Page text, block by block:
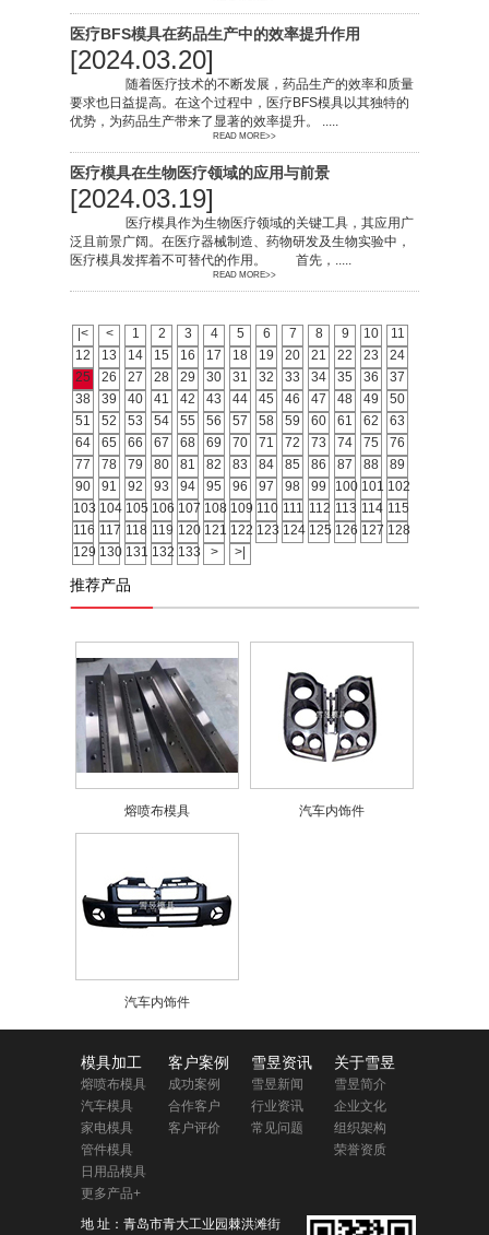
医疗BFS模具在药品生产中的效率提升作用
[2024.03.20]
随着医疗技术的不断发展，药品生产的效率和质量
要求也日益提高。在这个过程中，医疗BFS模具以其独特的
优势，为药品生产带来了显著的效率提升。 .....
READ MORE>>
医疗模具在生物医疗领域的应用与前景
[2024.03.19]
医疗模具作为生物医疗领域的关键工具，其应用广
泛且前景广阔。在医疗器械制造、药物研发及生物实验中，
医疗模具发挥着不可替代的作用。 首先，.....
READ MORE>>
|< < 1 2 3 4 5 6 7 8 9 10
11
12
13 14 15 16 17 18 19 20 21 22 23
24
25
26 27 28 29 30 31 32 33 34 35 36
37
38
39 40 41 42 43 44 45 46 47 48 49
50
51
52 53 54 55 56 57 58 59 60 61 62
63
64
65 66 67 68 69 70 71 72 73 74 75
76
77
78 79 80 81 82 83 84 85 86 87 88
89
90
91 92 93 94 95 96 97 98 99 100 101 102
103 104 105 106 107 108 109 110 111 112 113 114 115
116 117 118 119 120 121 122 123 124 125 126 127 128
129 130 131 132 133 > >|
推荐产品
熔喷布模具 汽车内饰件
汽车内饰件
模具加工
熔喷布模具
汽车模具
家电模具
管件模具
日用品模具
更多产品+
客户案例
成功案例
合作客户
客户评价
雪昱资讯
雪昱新闻
行业资讯
常见问题
关于雪昱
雪昱简介
企业文化
组织架构
荣誉资质
地 址：青岛市青大工业园棘洪滩街